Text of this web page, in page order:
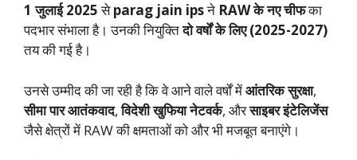
1 जुलाई 2025सेparag jain ipsने RAW के नए चीफका
पदभार संभाला है। उनकी नियुक्तिदो वर्षों के लिए (2025-2027)
तय की गई है।
उनसे उम्मीद की जा रही है कि वे आने वाले वर्षों मेंआंतरिक सुरक्षा,
सीमा पार आतंकवाद,विदेशी खुफिया नेटवर्क, औरसाइबर इंटेलिजेंस
जैसे क्षेत्रों में RAW की क्षमताओं को और भी मजबूत बनाएंगे।